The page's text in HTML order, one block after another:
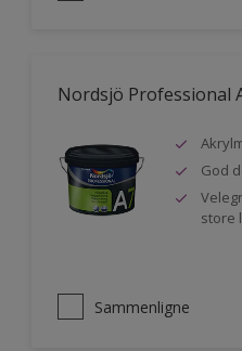
Nordsjö Professional
God
store
Sammenligne